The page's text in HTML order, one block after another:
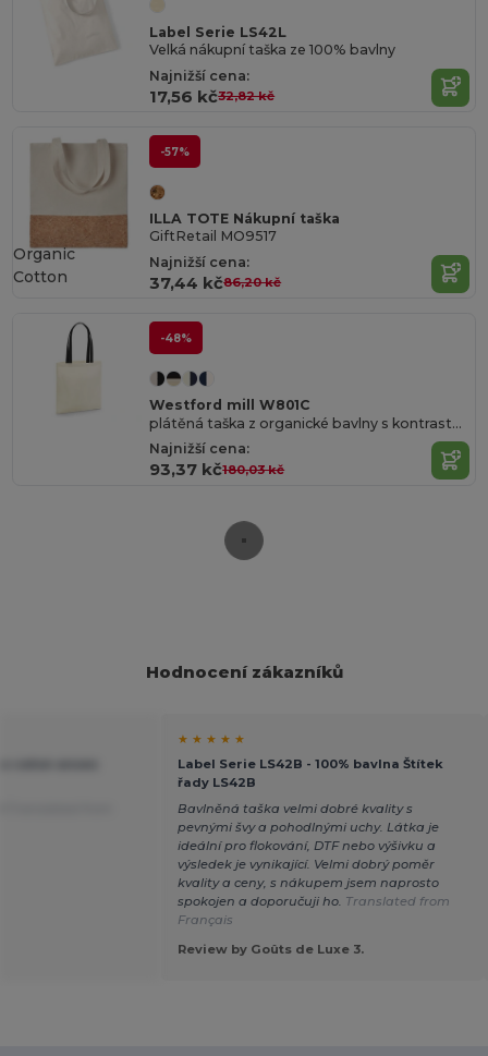
Label Serie LS42L
Velká nákupní taška ze 100% bavlny
Najnižší cena:
17,56 kč32,82 kč
-57%
ILLA TOTE Nákupní taška
GiftRetail MO9517
Najnižší cena:
37,44 kč86,20 kč
Organic
Cotton
-48%
Westford mill W801C
plátěná taška z organické bavlny s kontrastními uchy
Najnižší cena:
93,37 kč180,03 kč
Hodnocení zákazníků
★ ★ ★ ★ ★
Label Serie LS42B - 100% bavlna Štítek
řady LS42B
Bavlněná taška velmi dobré kvality s
pevnými švy a pohodlnými uchy. Látka je
ideální pro flokování, DTF nebo výšivku a
výsledek je vynikající. Velmi dobrý poměr
kvality a ceny, s nákupem jsem naprosto
spokojen a doporučuji ho. Translated from
Français
Review by Goûts de Luxe 3.